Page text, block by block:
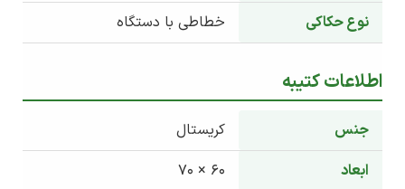
نوع حکاکی
خطاطی با دستگاه
اطلاعات کتیبه
جنس
کریستال
ابعاد